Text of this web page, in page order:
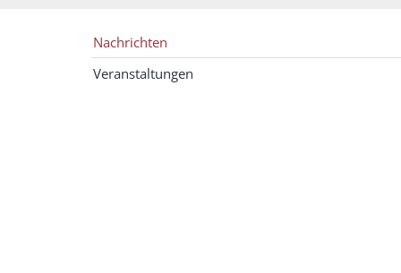
Nachrichten
Veranstaltungen